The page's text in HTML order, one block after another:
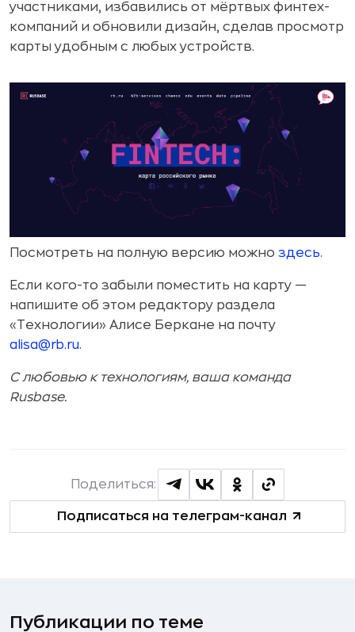
участниками, избавились от мёртвых финтех-
компаний и обновили дизайн, сделав просмотр
карты удобным с любых устройств.
Посмотреть на полную версию можно здесь.
Если кого-то забыли поместить на карту —
напишите об этом редактору раздела
«Технологии» Алисе Беркане на почту
alisa@rb.ru.
С любовью к технологиям, ваша команда
Rusbase.
Подписаться на телеграм-канал
Поделиться:
Публикации по теме